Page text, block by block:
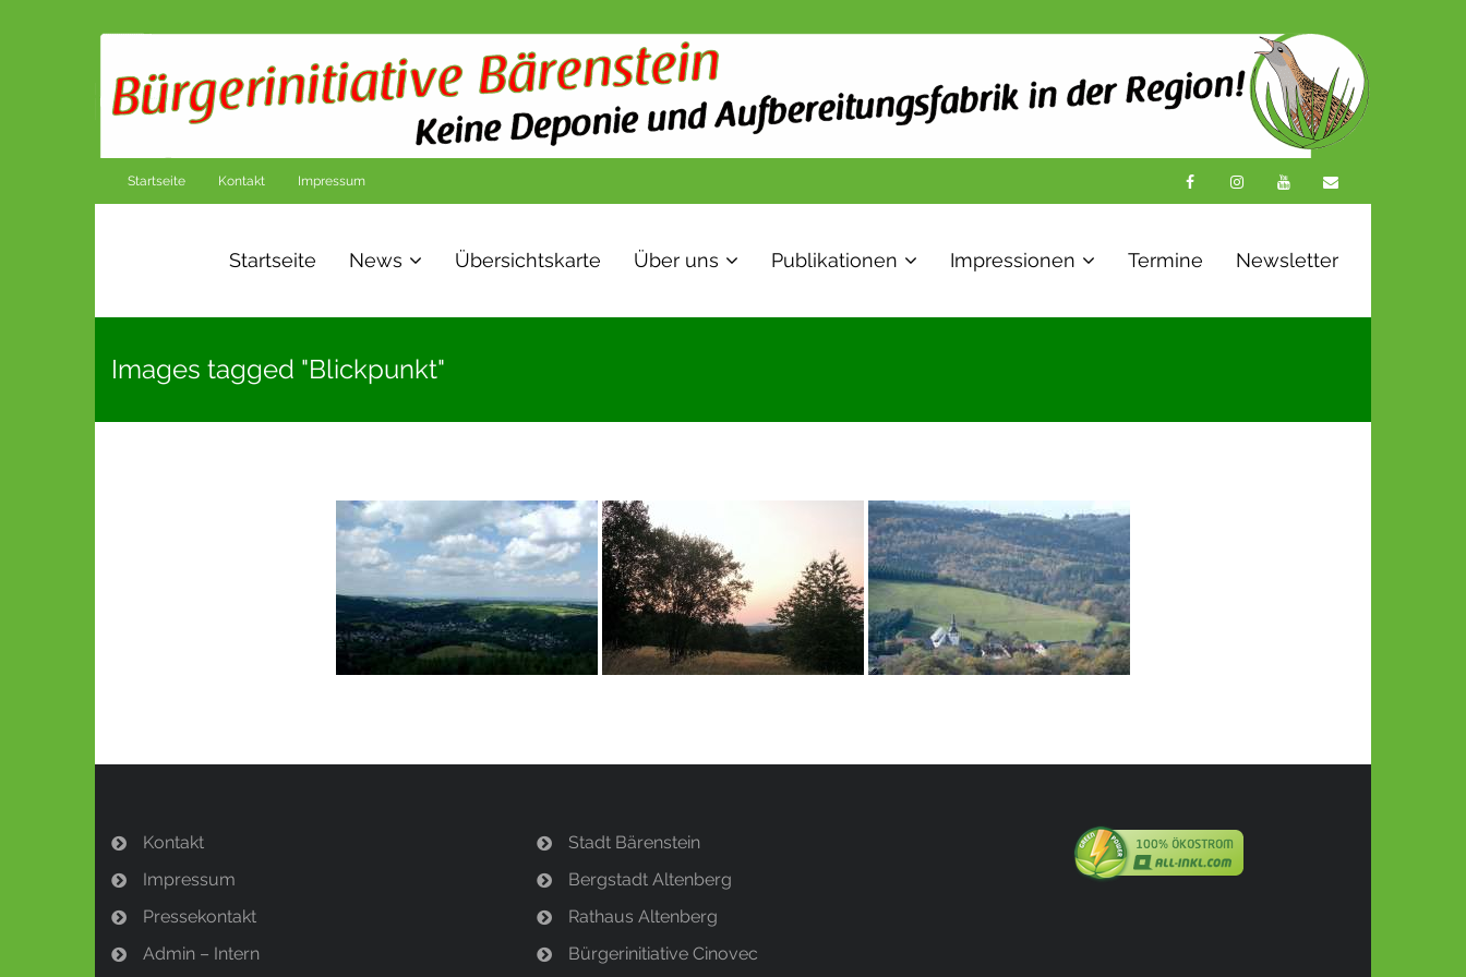
Startseite Kontakt Impressum
Startseite News Übersichtskarte Über uns Publikationen Impressionen Termine Newsletter
Images tagged "Blickpunkt"
Kontakt
Impressum
Pressekontakt
Admin – Intern
Stadt Bärenstein
Bergstadt Altenberg
Rathaus Altenberg
Bürgerinitiative Cinovec